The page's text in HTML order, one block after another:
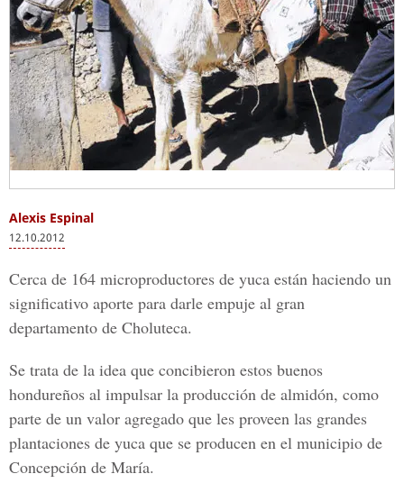
Alexis Espinal
12.10.2012
Cerca de 164 microproductores de yuca están haciendo un
significativo aporte para darle empuje al gran
departamento de Choluteca.
Se trata de la idea que concibieron estos buenos
hondureños al impulsar la producción de almidón, como
parte de un valor agregado que les proveen las grandes
plantaciones de yuca que se producen en el municipio de
Concepción de María.